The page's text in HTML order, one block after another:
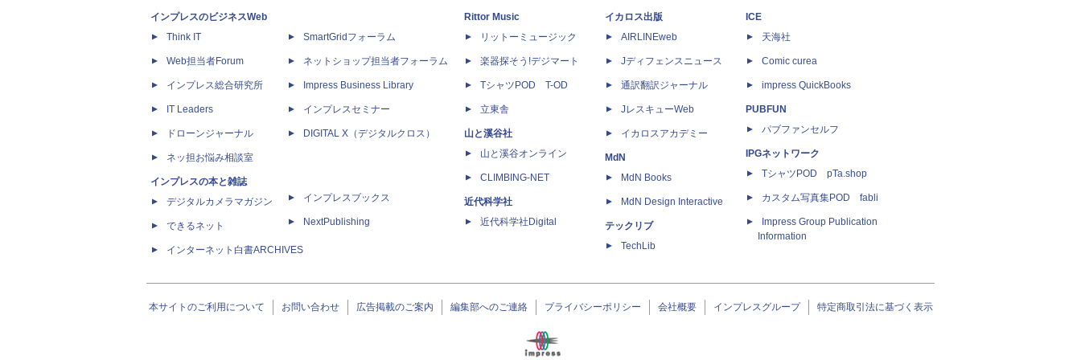
インプレスのビジネスWeb
Think IT
Web担当者Forum
インプレス総合研究所
IT Leaders
ドローンジャーナル
ネッ担お悩み相談室
インプレスの本と雑誌
デジタルカメラマガジン
できるネット
インターネット白書ARCHIVES
SmartGridフォーラム
ネットショップ担当者フォーラム
Impress Business Library
インプレスセミナー
DIGITAL X（デジタルクロス）
インプレスブックス
NextPublishing
Rittor Music
リットーミュージック
楽器探そう!デジマート
TシャツPOD T-OD
立東舎
山と溪谷社
山と溪谷オンライン
CLIMBING-NET
近代科学社
近代科学社Digital
イカロス出版
AIRLINEweb
Jディフェンスニュース
通訳翻訳ジャーナル
JレスキューWeb
イカロスアカデミー
MdN
MdN Books
MdN Design Interactive
テックリブ
TechLib
ICE
天海社
Comic curea
impress QuickBooks
PUBFUN
パブファンセルフ
IPGネットワーク
TシャツPOD pTa.shop
カスタム写真集POD fabli
Impress Group Publication
Information
本サイトのご利用について お問い合わせ 広告掲載のご案内 編集部へのご連絡 プライバシーポリシー 会社概要 インプレスグループ 特定商取引法に基づく表示